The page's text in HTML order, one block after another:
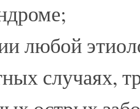
любой
случаях,